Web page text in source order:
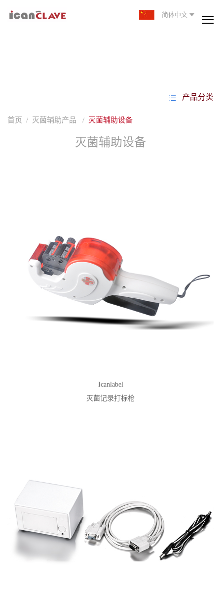
简体中文
产品分类
首页 / 灭菌辅助产品 / 灭菌辅助设备
灭菌辅助设备
Icanlabel
灭菌记录打标枪